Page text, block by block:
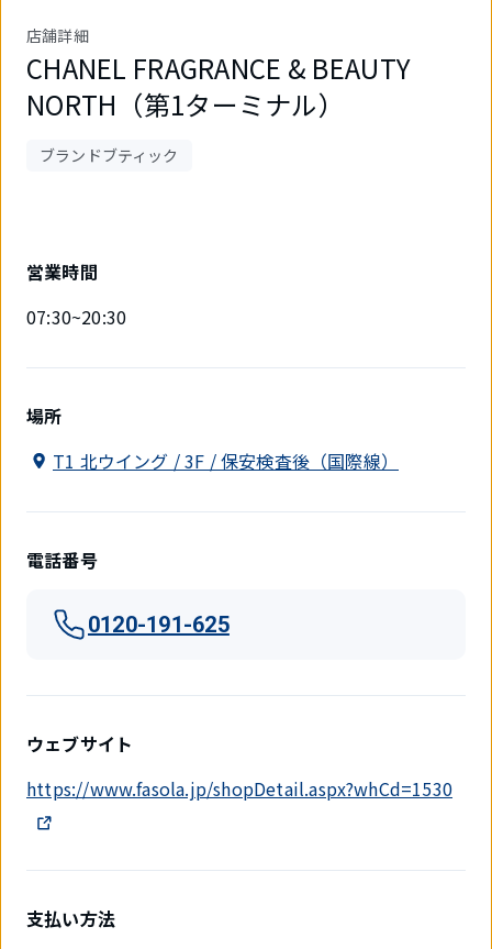
店舗詳細
CHANEL FRAGRANCE & BEAUTY
NORTH（第1ターミナル）
ブランドブティック
営業時間
07:30~20:30
場所
T1 北ウイング / 3F / 保安検査後（国際線）
電話番号
0120-191-625
ウェブサイト
https://www.fasola.jp/shopDetail.aspx?whCd=1530
支払い方法